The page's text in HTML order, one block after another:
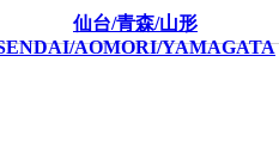
仙台/青森/山形
AOMORI/YAMAGATA